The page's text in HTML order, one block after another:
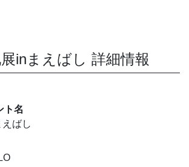
inまえばし 詳細情報
ト名
ばし